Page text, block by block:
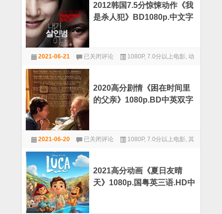
文
字
幕
分
情
《少
年》
BD1080p.
中
文
字
幕
2012韩国7.5分惊悚动作《我
是杀人犯》BD1080p.中文字
2021-06-21
韩
国
7.5
分
惊
悚
动
是
杀
人
犯》
BD1080p.
中
文
字
幕
已关闭评论 1080P, 7.0分以上电影 动
2020高分剧情《困在时间里
的父亲》1080p.BD中英双字
2021-06-20
高
分
剧
情
《困
在
时
间
里
已关闭评论 1080P, 7.0分以上电影, 其
2021高分动画《夏日友晴
天》1080p.国粤英三语.HD中